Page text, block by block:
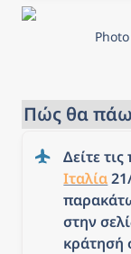
Πώς θα
Δείτε
Ιταλία
στην
κράτησή